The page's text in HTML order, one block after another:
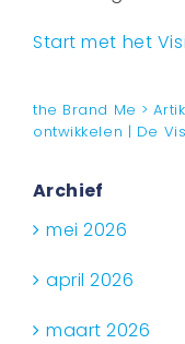
the Brand Me >
ontwikkelen | De
Start met het
Archief
mei 2026
april 2026
maart 2026